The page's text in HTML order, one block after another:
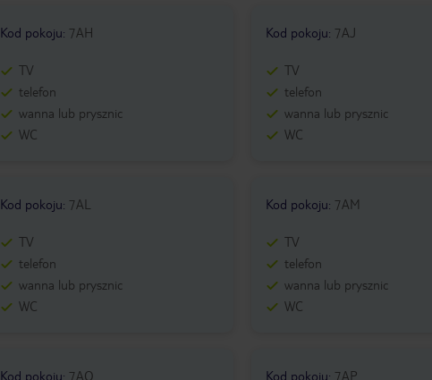
Kod pokoju: 7AH
TV
telefon
wanna lub prysznic
WC
Kod pokoju: 7AJ
TV
telefon
wanna lub prysznic
WC
Kod pokoju: 7AL
TV
telefon
wanna lub prysznic
WC
Kod pokoju: 7AM
TV
telefon
wanna lub prysznic
WC
Kod pokoju: 7AO Kod pokoju: 7AP